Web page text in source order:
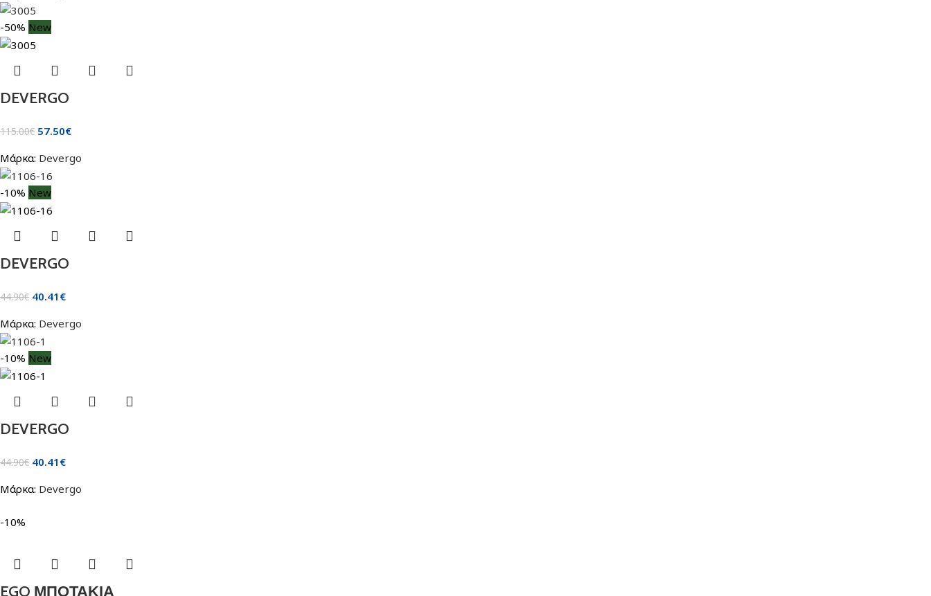
-50% New
DEVERGO
115.00€ 57.50€
Μάρκα: Devergo
-10% New
DEVERGO
44.90€ 40.41 €
Μάρκα: Devergo
-10% New
DEVERGO
44.90€ 40.41 €
Μάρκα: Devergo
-10%
EGO ΜΠΟΤΑΚΙΑ